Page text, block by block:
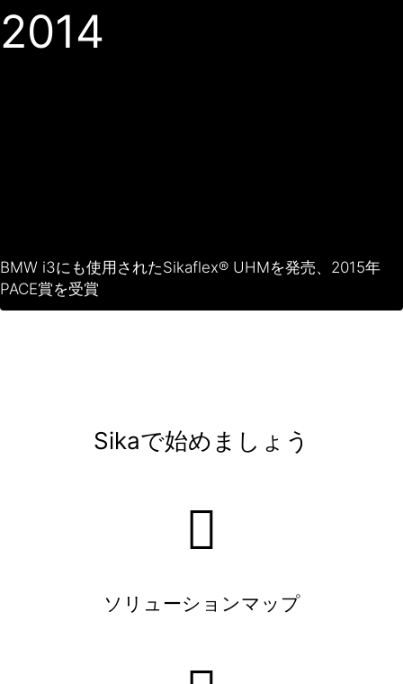
2014
BMW i3にも使用されたSikaflex® UHMを発売、2015年
PACE賞を受賞
Sikaで始めましょう
ソリューションマップ